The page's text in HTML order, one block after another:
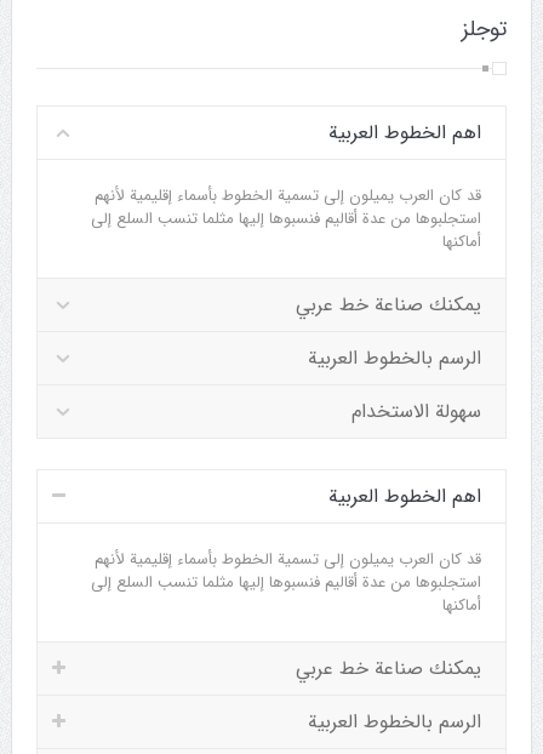
توجلز
اهم الخطوط العربية
قد كان العرب يميلون إلى تسمية الخطوط بأسماء إقليمية لأنهم
استجلبوها من عدة أقاليم فنسبوها إليها مثلما تنسب السلع إلى
أماكنها
يمكنك صناعة خط عربي
الرسم بالخطوط العربية
سهولة الاستخدام
اهم الخطوط العربية
قد كان العرب يميلون إلى تسمية الخطوط بأسماء إقليمية لأنهم
استجلبوها من عدة أقاليم فنسبوها إليها مثلما تنسب السلع إلى
أماكنها
يمكنك صناعة خط عربي
الرسم بالخطوط العربية